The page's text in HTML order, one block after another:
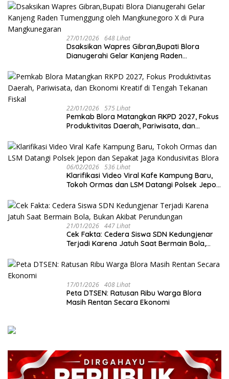
27/01/2026 648 Lihat
‎Dsaksikan Wapres Gibran,Bupati Blora
Dianugerahi Gelar Kanjeng Raden
Mangkunegaran
22/01/2026 575 Lihat
‎Pemkab Blora Matangkan RKPD 2027, Fokus
Produktivitas Daerah, Pariwisata, dan
06/02/2026 536 Lihat
‎Klarifikasi Video Viral Kafe Kampung Baru,
Tokoh Ormas dan LSM Datangi Polsek Jepon
21/01/2026 447 Lihat
Cek Fakta: Cedera Siswa SDN Kedungjenar
Terjadi Karena Jatuh Saat Bermain Bola,
17/01/2026 408 Lihat
‎Peta DTSEN: Ratusan Ribu Warga Blora
Masih Rentan Secara Ekonomi